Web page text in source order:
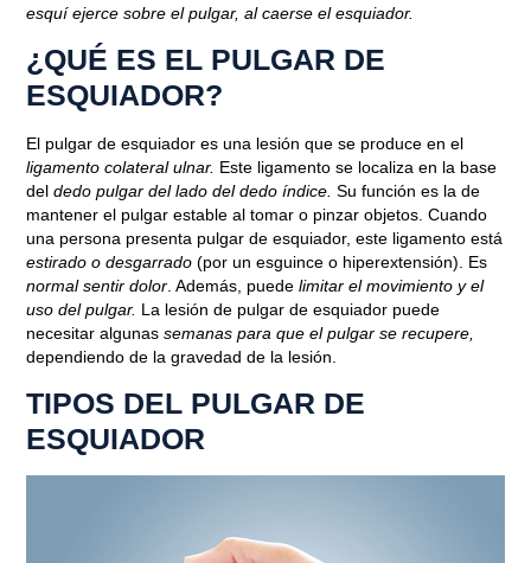
esquí ejerce sobre el pulgar, al caerse el esquiador.
¿QUÉ ES EL PULGAR DE
ESQUIADOR?
El pulgar de esquiador es una lesión que se produce en el
ligamento colateral ulnar. Este ligamento se localiza en la base
deldedo pulgar del lado del dedo índice. Su función es la de
mantener el pulgar estable al tomar o pinzar objetos. Cuando
una persona presenta pulgar de esquiador, este ligamento está
estirado o desgarrado (por un esguince o hiperextensión). Es
normal sentir dolor . Además, puedelimitar el movimiento y el
uso del pulgar. La lesión de pulgar de esquiador puede
necesitar algunassemanas para que el pulgar se recupere,
dependiendo de la gravedad de la lesión.
TIPOS DEL PULGAR DE
ESQUIADOR